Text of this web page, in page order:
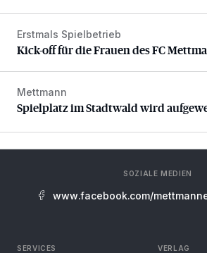
Kick-off für die Frauen des FC
Erstmals Spielbetrieb
Kick-off für die Frauen des FC
Spielplatz im Stadtwald wird
Mettmann
Spielplatz im Stadtwald wird
SOZIALE MEDIEN
www.facebook.com/
SERVICES VERLAG